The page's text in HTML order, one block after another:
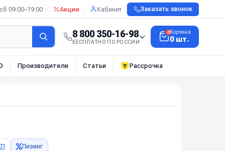
09:00–19:00 Акции Кабинет Заказать звонок
8 800 350-16-98
БЕСПЛАТНО ПО РОССИИ
0Корзина
0 шт.
Производители Статьи Рассрочка
Лизинг